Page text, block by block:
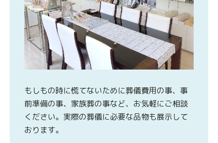
もしもの時に慌てないために葬儀費用の事、事
前準備の事、家族葬の事など、お気軽にご相談
ください。実際の葬儀に必要な品物も展示して
おります。